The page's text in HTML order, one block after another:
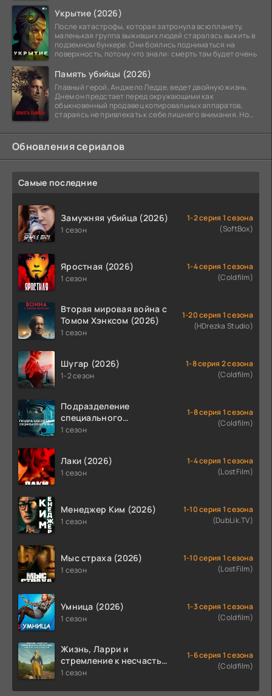
Укрытие (2026)
После катастрофы, которая затронула всю планету,
маленькая группа выживших людей старалась выжить в
подземном бункере. Они боялись подниматься на
поверхность, потому что знали: смерть там будет очень
Память убийцы (2026)
Главный герой, Анджело Ледде, ведет двойную жизнь.
Днем он предстает перед окружающими как
обыкновенный продавец копировальных аппаратов,
стараясь не привлекать к себе лишнего внимания. Но
Обновления сериалов
Самые последние
Замужняя убийца (2026)
1 сезон
1-2 серия 1 сезона
(SoftBox)
Яростная (2026)
1 сезон
1-4 серия 1 сезона
(Coldfilm)
Вторая мировая война с
Томом Хэнксом (2026)
1 сезон
1-20 серия 1 сезона
(HDrezka Studio)
Шугар (2026)
1-2 сезон
1-8 серия 2 сезона
(Coldfilm)
Подразделение
специального
назначения (2026)
1 сезон
1-8 серия 1 сезона
(Coldfilm)
Лаки (2026)
1 сезон
1-4 серия 1 сезона
(LostFilm)
Менеджер Ким (2026)
1 сезон
1-10 серия 1 сезона
(DubLik.TV)
Мыс страха (2026)
1 сезон
1-10 серия 1 сезона
(LostFilm)
Умница (2026)
1 сезон
1-3 серия 1 сезона
(Coldfilm)
Жизнь, Ларри и
стремление к несчастью:
Почти история Америки
1 сезон
1-6 серия 1 сезона
(Coldfilm)